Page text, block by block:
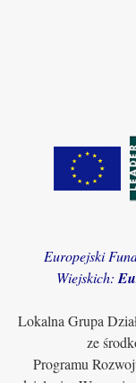
Europejski
Wiejskich:
Lokalna Grupa
ze
Programu